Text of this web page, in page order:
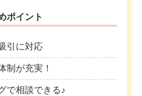
ポイント
引に対応
制が充実！
で相談できる♪